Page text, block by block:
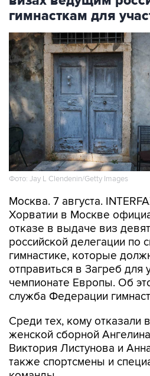
Фото: Jay L Clendenin/Getty Images
Москва. 7 августа.
отказе в выдаче виз
российской делегации по
гимнастике, которые
отправиться в Загреб для
чемпионате Европы. Об
служба Федерации
Среди тех, кому отказали
Виктория Листунова и
также спортсмены и
команды.